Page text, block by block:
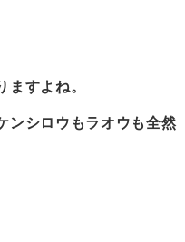
ますよね。
ンシロウもラオウも全然